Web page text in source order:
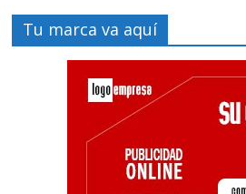
Tu marca va aquí